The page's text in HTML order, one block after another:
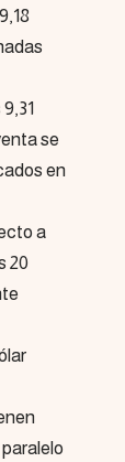
se
en
a
20